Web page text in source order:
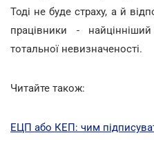
Тоді не буде страху, а й
працівники -
тотальної невизначеності.
Читайте також:
ЕЦП або КЕП: чим